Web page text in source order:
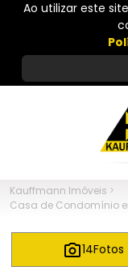
Ao utilizar este
Kauffmann Imóveis >
Casa de Condomínio
14Fotos